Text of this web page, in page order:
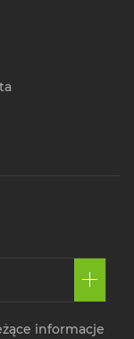
informacje